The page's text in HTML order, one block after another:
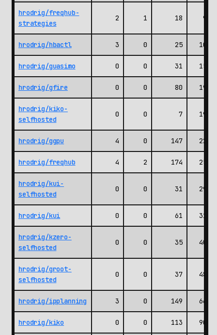
hrodrig/freqhub-
strategies
2 1 18 96
hrodrig/hbactl 3 0 25 103
hrodrig/guasimo 0 0 31 150
hrodrig/gfire 0 0 80 192
hrodrig/kiko-
selfhosted
0 0 7 193
hrodrig/ggpu 4 0 147 228
hrodrig/freqhub 4 2 174 256
hrodrig/kui-
selfhosted
0 0 31 297
hrodrig/kui 0 0 61 315
hrodrig/kzero-
selfhosted
0 0 35 406
hrodrig/groot-
selfhosted
0 0 37 483
hrodrig/ipplanning 3 0 149 661
hrodrig/kiko 0 0 113 905